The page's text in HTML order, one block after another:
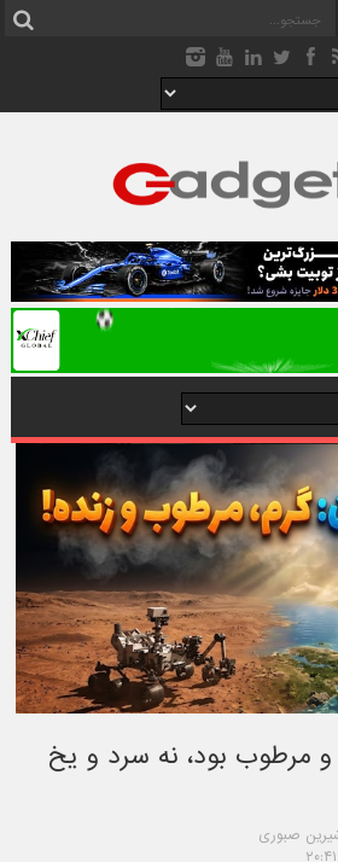
و مرطوب بود، نه سرد و یخ
صبوری